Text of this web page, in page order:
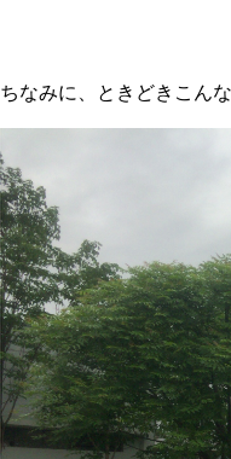
ちなみに、ときどきこん